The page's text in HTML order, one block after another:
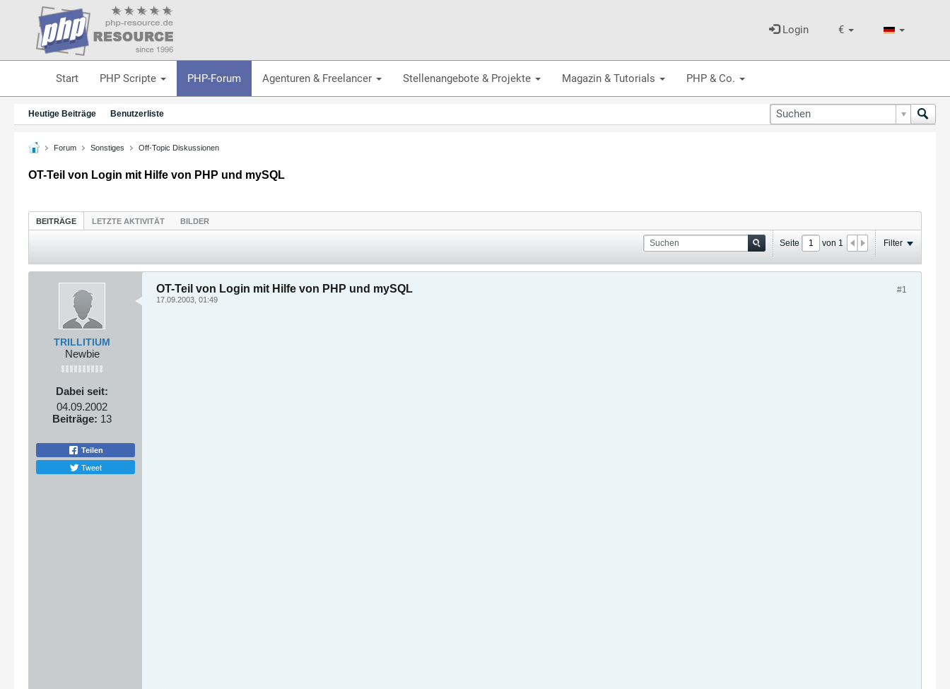
€
Login
Start PHP Scripte PHP-Forum Agenturen & Freelancer Stellenangebote & Projekte Magazin & Tutorials PHP & Co.
Heutige Beiträge Benutzerliste
Forum Sonstiges Off-Topic Diskussionen
OT-Teil von Login mit Hilfe von PHP und mySQL
BEITRÄGE LETZTE AKTIVITÄT BILDER
Seite von 1 Filter
TRILLITIUM
Newbie
Dabei seit:
04.09.2002
Beiträge: 13
Teilen
Tweet
#1
OT-Teil von Login mit Hilfe von PHP und mySQL
17.09.2003, 01:49